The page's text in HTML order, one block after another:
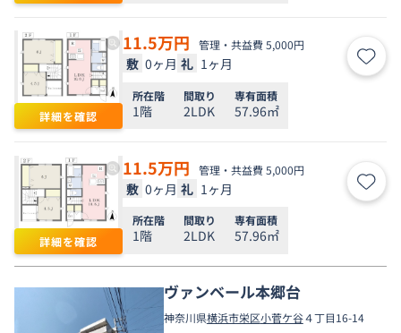
詳細を確認
11.5万円 管理・共益費 5,000円
敷 0ヶ月 礼 1ヶ月 お気
所在階
1階
間取り
2LDK
専有面積
57.96㎡
詳細を確認
11.5万円 管理・共益費 5,000円
敷 0ヶ月 礼 1ヶ月 お気
所在階
1階
間取り
2LDK
専有面積
57.96㎡
ヴァンベール本郷台
神奈川県横浜市栄区小菅ケ谷４丁目16-14